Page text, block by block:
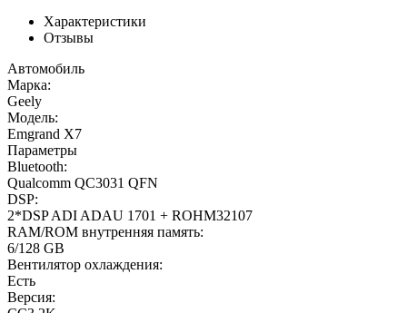
Характеристики
Отзывы
Автомобиль
Марка:
Geely
Модель:
Emgrand X7
Параметры
Bluetooth:
Qualcomm QC3031 QFN
DSP:
2*DSP ADI ADAU 1701 + ROHM32107
RAM/ROM внутренняя память:
6/128 GB
Вентилятор охлаждения:
Есть
Версия: